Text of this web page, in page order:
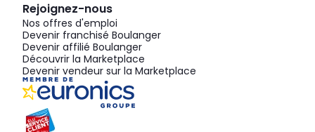
Rejoignez-nous
Nos offres d'emploi
Devenir franchisé Boulanger
Devenir affilié Boulanger
Découvrir la Marketplace
Devenir vendeur sur la Marketplace